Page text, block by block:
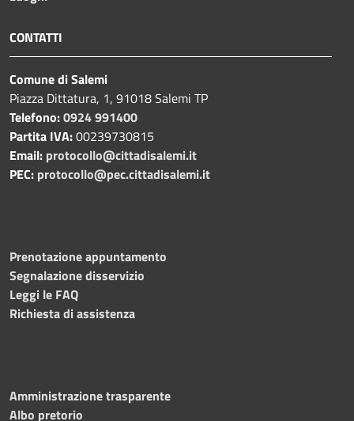
CONTATTI
Comune di Salemi
Piazza Dittatura, 1, 91018 Salemi TP
Telefono:0924 991400
Partita IVA:00239730815
Email: protocollo@cittadisalemi.it
PEC: protocollo@pec.cittadisalemi.it
Prenotazione appuntamento
Segnalazione disservizio
Leggi le FAQ
Richiesta di assistenza
Amministrazione trasparente
Albo pretorio